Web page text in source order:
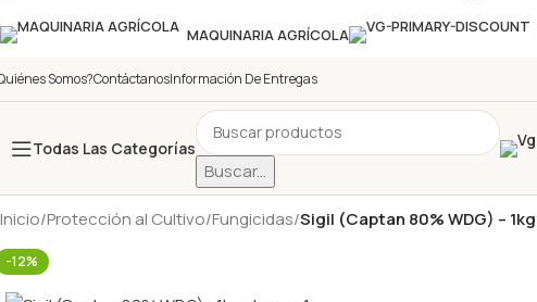
MAQUINARIA AGRÍCOLA
Somos?ContáctanosInformación De Entregas
Todas Las Categorías
Buscar...
Inicio/Protección al Cultivo/Fungicidas/Sigil (Captan 80% WDG) – 1kg
-12%